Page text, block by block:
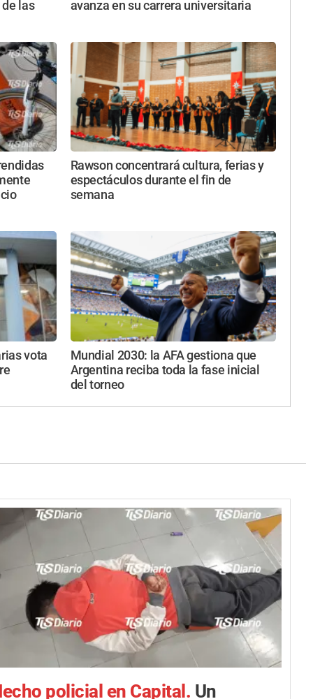
las
avanza en su carrera universitaria
Rawson concentrará cultura, ferias y
espectáculos durante el fin de
semana
vota
Mundial 2030: la AFA gestiona que
Argentina reciba toda la fase inicial
del torneo
policial en Capital. Un